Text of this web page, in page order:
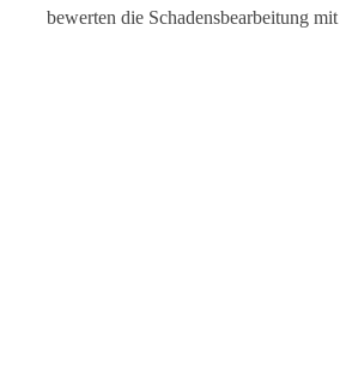
bewerten die Schadensbearbeitung